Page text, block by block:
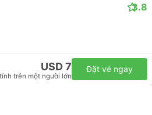
3.8
USD 7
trên một người lớn
Đặt vé ngay